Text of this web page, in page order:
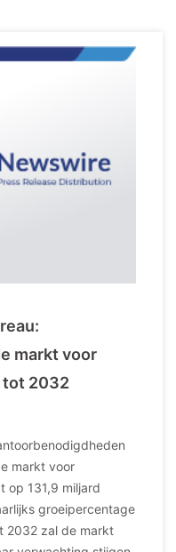
markt voor
tot 2032
markt voor
op 131,9 miljard
groeipercentage
2032 zal de markt